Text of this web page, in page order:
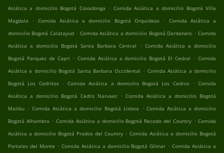
Asiática a domicilio Bogotá Covadonga . Comida Asiática a domicilio Bogotá Villa
Magdala
. Comida Asiática a domicilio Bogotá Orquideas . Comida Asiática a
domicilio Bogotá Calatayud . Comida Asiática a domicilio Bogotá Dardanelo . Comida
Asiática a domicilio Bogotá Santa Barbara Central
. Comida Asiática a domicilio
Bogotá Parques de Capri . Comida Asiática a domicilio Bogotá El Cedral . Comida
Asiática a domicilio Bogotá Santa Barbara Occidental . Comida Asiática a domicilio
Bogotá Los Cedritos
. Comida Asiática a domicilio Bogotá Los Cedros . Comida
Asiática a domicilio Bogotá Cedro Narvaez . Comida Asiática a domicilio Bogotá
Malibu . Comida Asiática a domicilio Bogotá Lisboa . Comida Asiática a domicilio
Bogotá Alhambra . Comida Asiática a domicilio Bogotá Recodo del Country . Comida
Asiática a domicilio Bogotá Prados del Country . Comida Asiática a domicilio Bogotá
Portales del Monte . Comida Asiática a domicilio Bogotá Gilmar . Comida Asiática a